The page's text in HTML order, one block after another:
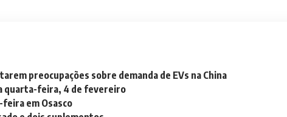
preocupações sobre demanda de EVs na China
quarta-feira, 4 de fevereiro
em Osasco